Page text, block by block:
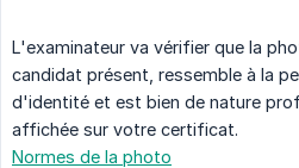
L'examinateur va vérifier que la
candidat présent, ressemble à la
d'identité et est bien de nature
affichée sur votre certificat.
Normes de la photo